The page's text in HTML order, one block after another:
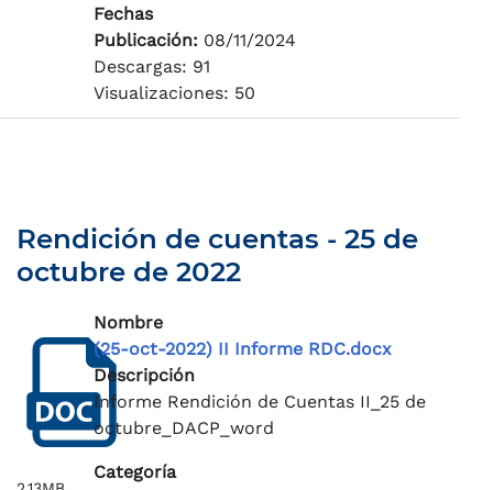
Fechas
Publicación: 08/11/2024
Descargas: 91
Visualizaciones: 50
Rendición de cuentas - 25 de
octubre de 2022
Nombre
(25-oct-2022) II Informe RDC.docx
Descripción
Informe Rendición de Cuentas II_25 de
octubre_DACP_word
Categoría